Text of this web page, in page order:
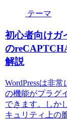
テーマ
初心者向けガ
の
解説
WordPressは非
の機能がプラグ
できます。しか
キュリティ上の